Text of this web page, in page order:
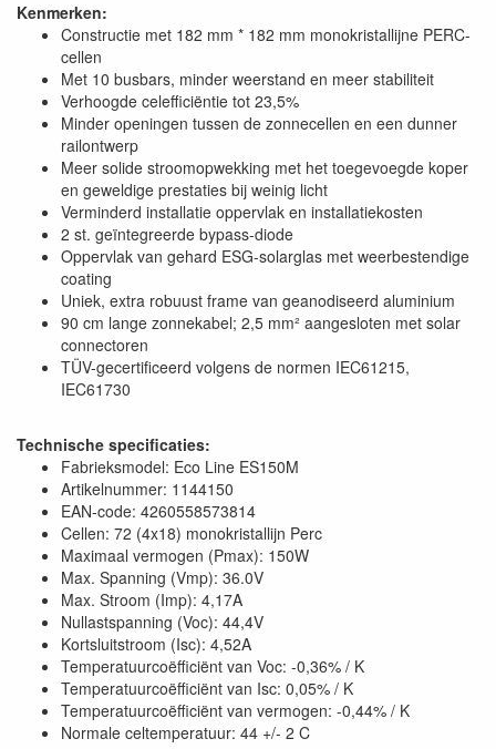
Kenmerken:
Constructie met 182 mm * 182 mm monokristallijne PERC-
cellen
Met 10 busbars, minder weerstand en meer stabiliteit
Verhoogde celefficiëntie tot 23,5%
Minder openingen tussen de zonnecellen en een dunner
railontwerp
Meer solide stroomopwekking met het toegevoegde koper
en geweldige prestaties bij weinig licht
Verminderd installatie oppervlak en installatiekosten
2 st. geïntegreerde bypass-diode
Oppervlak van gehard ESG-solarglas met weerbestendige
coating
Uniek, extra robuust frame van geanodiseerd aluminium
90 cm lange zonnekabel; 2,5 mm² aangesloten met solar
connectoren
TÜV-gecertificeerd volgens de normen IEC61215,
IEC61730
Technische specificaties:
Fabrieksmodel: Eco Line ES150M
Artikelnummer: 1144150
EAN-code: 4260558573814
Cellen: 72 (4x18) monokristallijn Perc
Maximaal vermogen (Pmax): 150W
Max. Spanning (Vmp): 36.0V
Max. Stroom (Imp): 4,17A
Nullastspanning (Voc): 44,4V
Kortsluitstroom (Isc): 4,52A
Temperatuurcoëfficiënt van Voc: -0,36% / K
Temperatuurcoëfficiënt van Isc: 0,05% / K
Temperatuurcoëfficiënt van vermogen: -0,44% / K
Normale celtemperatuur: 44 +/- 2 C